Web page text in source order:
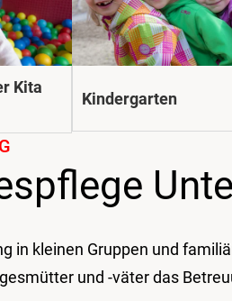
Kita
Kindergarten
in kleinen Gruppen und
und -väter das